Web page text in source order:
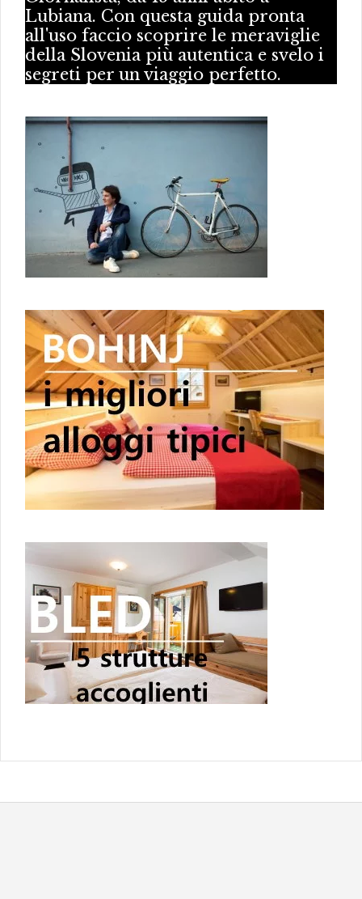
Lubiana. Con questa guida pronta
all'uso faccio scoprire le meraviglie
della Slovenia più autentica e svelo i
segreti per un viaggio perfetto.